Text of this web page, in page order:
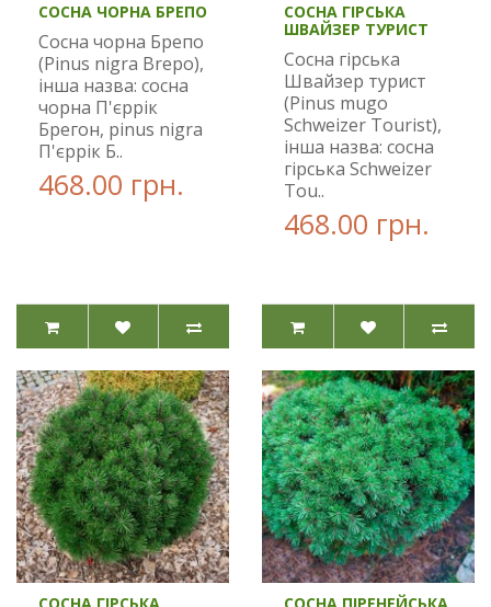
СОСНА ЧОРНА БРЕПО
Сосна чорна Брепо
(Pinus nigra Brepo),
інша назва: сосна
чорна П'єррік
Брегон, pinus nigra
П'єррік Б..
468.00 грн.
СОСНА ГІРСЬКА
ШВАЙЗЕР ТУРИСТ
Сосна гірська
Швайзер турист
(Pinus mugo
Schweizer Tourist),
інша назва: сосна
гірська Schweizer
Tou..
468.00 грн.